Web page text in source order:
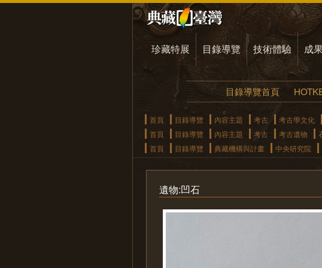
珍藏特展 目錄導覽 技術體驗 成
目錄導覽首頁
首頁 目錄導覽 內容主題 考古 考古學文化
首頁
目錄導覽 內容主題 考古 考古遺物
首頁
目錄導覽 典藏機構與計畫 中央研究院
遺物:凹石